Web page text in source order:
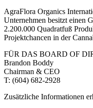
AgraFlora Organics
Unternehmen besitzt einen
2.200.000 Quadratfuß
Projektchancen in der
FÜR DAS BOARD OF
Brandon Boddy
Chairman & CEO
T: (604) 682-2928
Zusätzliche Informationen